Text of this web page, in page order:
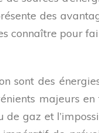
des
connaître pour
sont des
majeurs
de gaz et